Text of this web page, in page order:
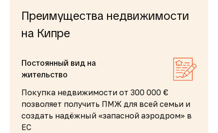
Преимущества недвижимости
на Кипре
Постоянный вид на
жительство
Покупка недвижимости от 300 000 €
позволяет получить ПМЖ для всей семьи и
создать надёжный «запасной аэродром» в
ЕС